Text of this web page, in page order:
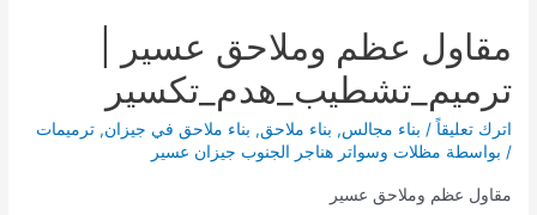
مقاول عظم وملاحق عسير |
ترميم_تشطيب_هدم_تكسير
اترك تعليقاً / بناء مجالس, بناء ملاحق, بناء ملاحق في جيزان,ترميمات
/ بواسطة مظلات وسواتر هناجر الجنوب جيزان عسير
مقاول عظم وملاحق عسير